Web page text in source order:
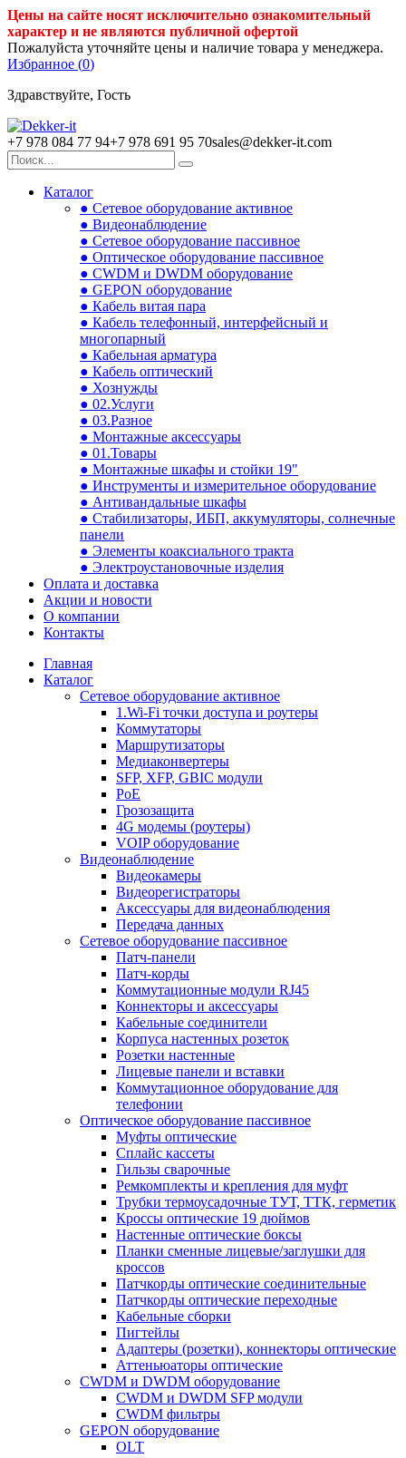
Цены на сайте носят исключительно ознакомительный
характер и не являются публичной офертой
Пожалуйста уточняйте цены и наличие товара у менеджера.
Избранное (0)
Здравствуйте, Гость
+7 978 084 77 94+7 978 691 95 70sales@dekker-it.com
Каталог
● Сетевое оборудование активное
● Видеонаблюдение
● Сетевое оборудование пассивное
● Оптическое оборудование пассивное
● CWDM и DWDM оборудование
● GEPON оборудование
● Кабель витая пара
● Кабель телефонный, интерфейсный и
многопарный
● Кабельная арматура
● Кабель оптический
● Хознужды
● 02.Услуги
● 03.Разное
● Монтажные аксессуары
● 01.Товары
● Монтажные шкафы и стойки 19"
● Инструменты и измерительное оборудование
● Антивандальные шкафы
● Стабилизаторы, ИБП, аккумуляторы, солнечные
панели
● Элементы коаксиального тракта
● Электроустановочные изделия
Оплата и доставка
Акции и новости
О компании
Контакты
Главная
Каталог
Сетевое оборудование активное
1.Wi-Fi точки доступа и роутеры
Коммутаторы
Маршрутизаторы
Медиаконвертеры
SFP, XFP, GBIC модули
PoE
Грозозащита
4G модемы (роутеры)
VOIP оборудование
Видеонаблюдение
Видеокамеры
Видеорегистраторы
Аксессуары для видеонаблюдения
Передача данных
Сетевое оборудование пассивное
Патч-панели
Патч-корды
Коммутационные модули RJ45
Коннекторы и аксессуары
Кабельные соединители
Корпуса настенных розеток
Розетки настенные
Лицевые панели и вставки
Коммутационное оборудование для
телефонии
Оптическое оборудование пассивное
Муфты оптические
Сплайс кассеты
Гильзы сварочные
Ремкомплекты и крепления для муфт
Трубки термоусадочные ТУТ, ТТК, герметик
Кроссы оптические 19 дюймов
Настенные оптические боксы
Планки сменные лицевые/заглушки для
кроссов
Патчкорды оптические соединительные
Патчкорды оптические переходные
Кабельные сборки
Пигтейлы
Адаптеры (розетки), коннекторы оптические
Аттеньюаторы оптические
CWDM и DWDM оборудование
CWDM и DWDM SFP модули
CWDM фильтры
GEPON оборудование
OLT